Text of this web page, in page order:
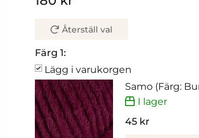
Återställ val
Färg 1:
Lägg i varukorgen
Samo (Färg:
I lager
45 kr